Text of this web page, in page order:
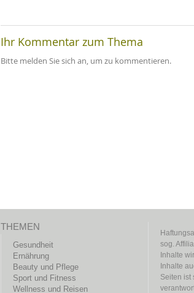
Ihr Kommentar zum Thema
Bitte melden Sie sich an, um zu kommentieren.
THEMEN
Gesundheit
Ernährung
Beauty und Pflege
Sport und Fitness
Wellness und Reisen
sog.
Inhalte
Inhalte
Seiten ist